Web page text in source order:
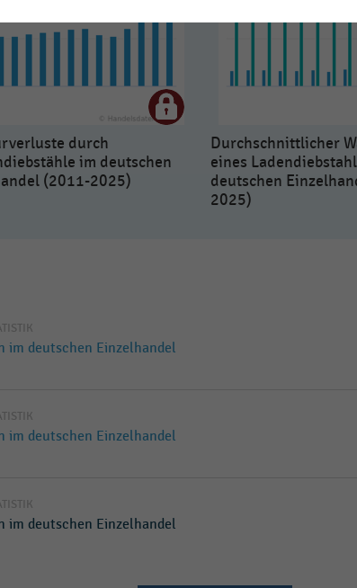
durch
im deutschen
(2011-2025)
Durchschnittlicher
eines
deutschen
2025)
im deutschen Einzelhandel
im deutschen Einzelhandel
im deutschen Einzelhandel